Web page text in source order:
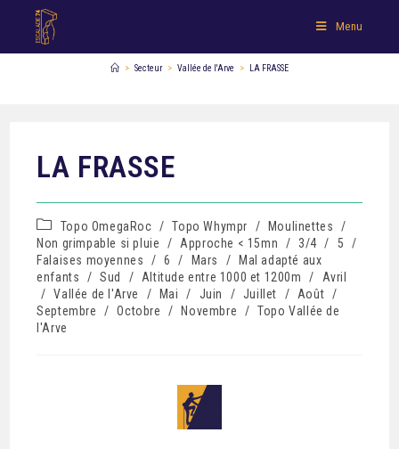
Menu
> Secteur > Vallée de l'Arve > LA FRASSE
LA FRASSE
Topo OmegaRoc / Topo Whympr / Moulinettes
/
Non grimpable si pluie
/ Approche < 15mn / 3/4 / 5
/
Falaises moyennes
/ 6 / Mars /
Mal adapté aux
enfants
/ Sud / Altitude entre 1000 et 1200m /
Avril
/ Vallée de l'Arve / Mai / Juin / Juillet / Août /
Septembre
/ Octobre / Novembre / Topo Vallée de
l'Arve